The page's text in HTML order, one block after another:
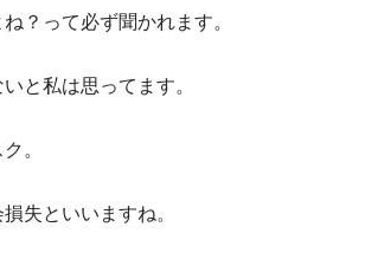
？って必ず聞かれます。
と私は思ってます。
。
失といいますね。